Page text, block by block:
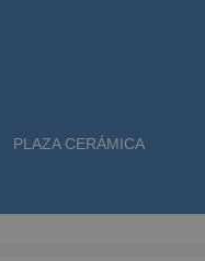
PLAZA CERÁMICA